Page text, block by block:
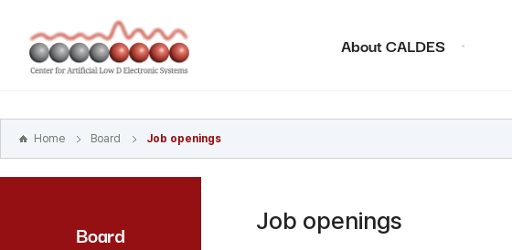
바로가기
주메뉴
바로가기
About CALDES
Home Board Job openings
Board Job openings